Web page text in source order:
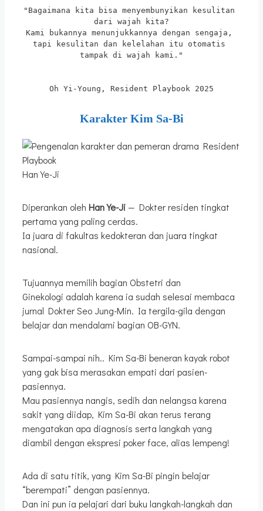
"Bagaimana kita bisa menyembunyikan kesulitan
dari wajah kita?
Kami bukannya menunjukkannya dengan sengaja,
tapi kesulitan dan kelelahan itu otomatis
tampak di wajah kami."
Oh Yi-Young, Resident Playbook 2025
Karakter Kim Sa-Bi
Han Ye-Ji
Diperankan oleh Han Ye-Ji — Dokter residen tingkat
pertama yang paling cerdas.
Ia juara di fakultas kedokteran dan juara tingkat
nasional.
Tujuannya memilih bagian Obstetri dan
Ginekologi adalah karena ia sudah selesai membaca
jurnal Dokter Seo Jung-Min. Ia tergila-gila dengan
belajar dan mendalami bagian OB-GYN.
Sampai-sampai nih.. Kim Sa-Bi beneran kayak robot
yang gak bisa merasakan empati dari pasien-
pasiennya.
Mau pasiennya nangis, sedih dan nelangsa karena
sakit yang diidap, Kim Sa-Bi akan terus terang
mengatakan apa diagnosis serta langkah yang
diambil dengan ekspresi poker face, alias lempeng!
Ada di satu titik, yang Kim Sa-Bi pingin belajar
“berempati” dengan pasiennya.
Dan ini pun ia pelajari dari buku langkah-langkah dan